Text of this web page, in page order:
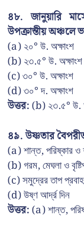
৪৮. জানুয়ারি
উপক্রান্তীয়
(a) ২০° উ. অক্ষাংশ
(b) ২৩.৫° উ. অক্ষাংশ
(c) ৩০° উ. অক্ষাংশ
(d) ৩০° দ. অক্ষাংশ
উত্তর:(b) ২৩.৫° উ.
৪৯. উষ্ণতার
(a) শান্ত, পরিষ্কার ও
(b) গরম, মেঘলা ও
(c) সমুদ্রের তাপ প্রবাহ
(d) উষ্ণ আর্দ্র দিন
উত্তর:(a) শান্ত,